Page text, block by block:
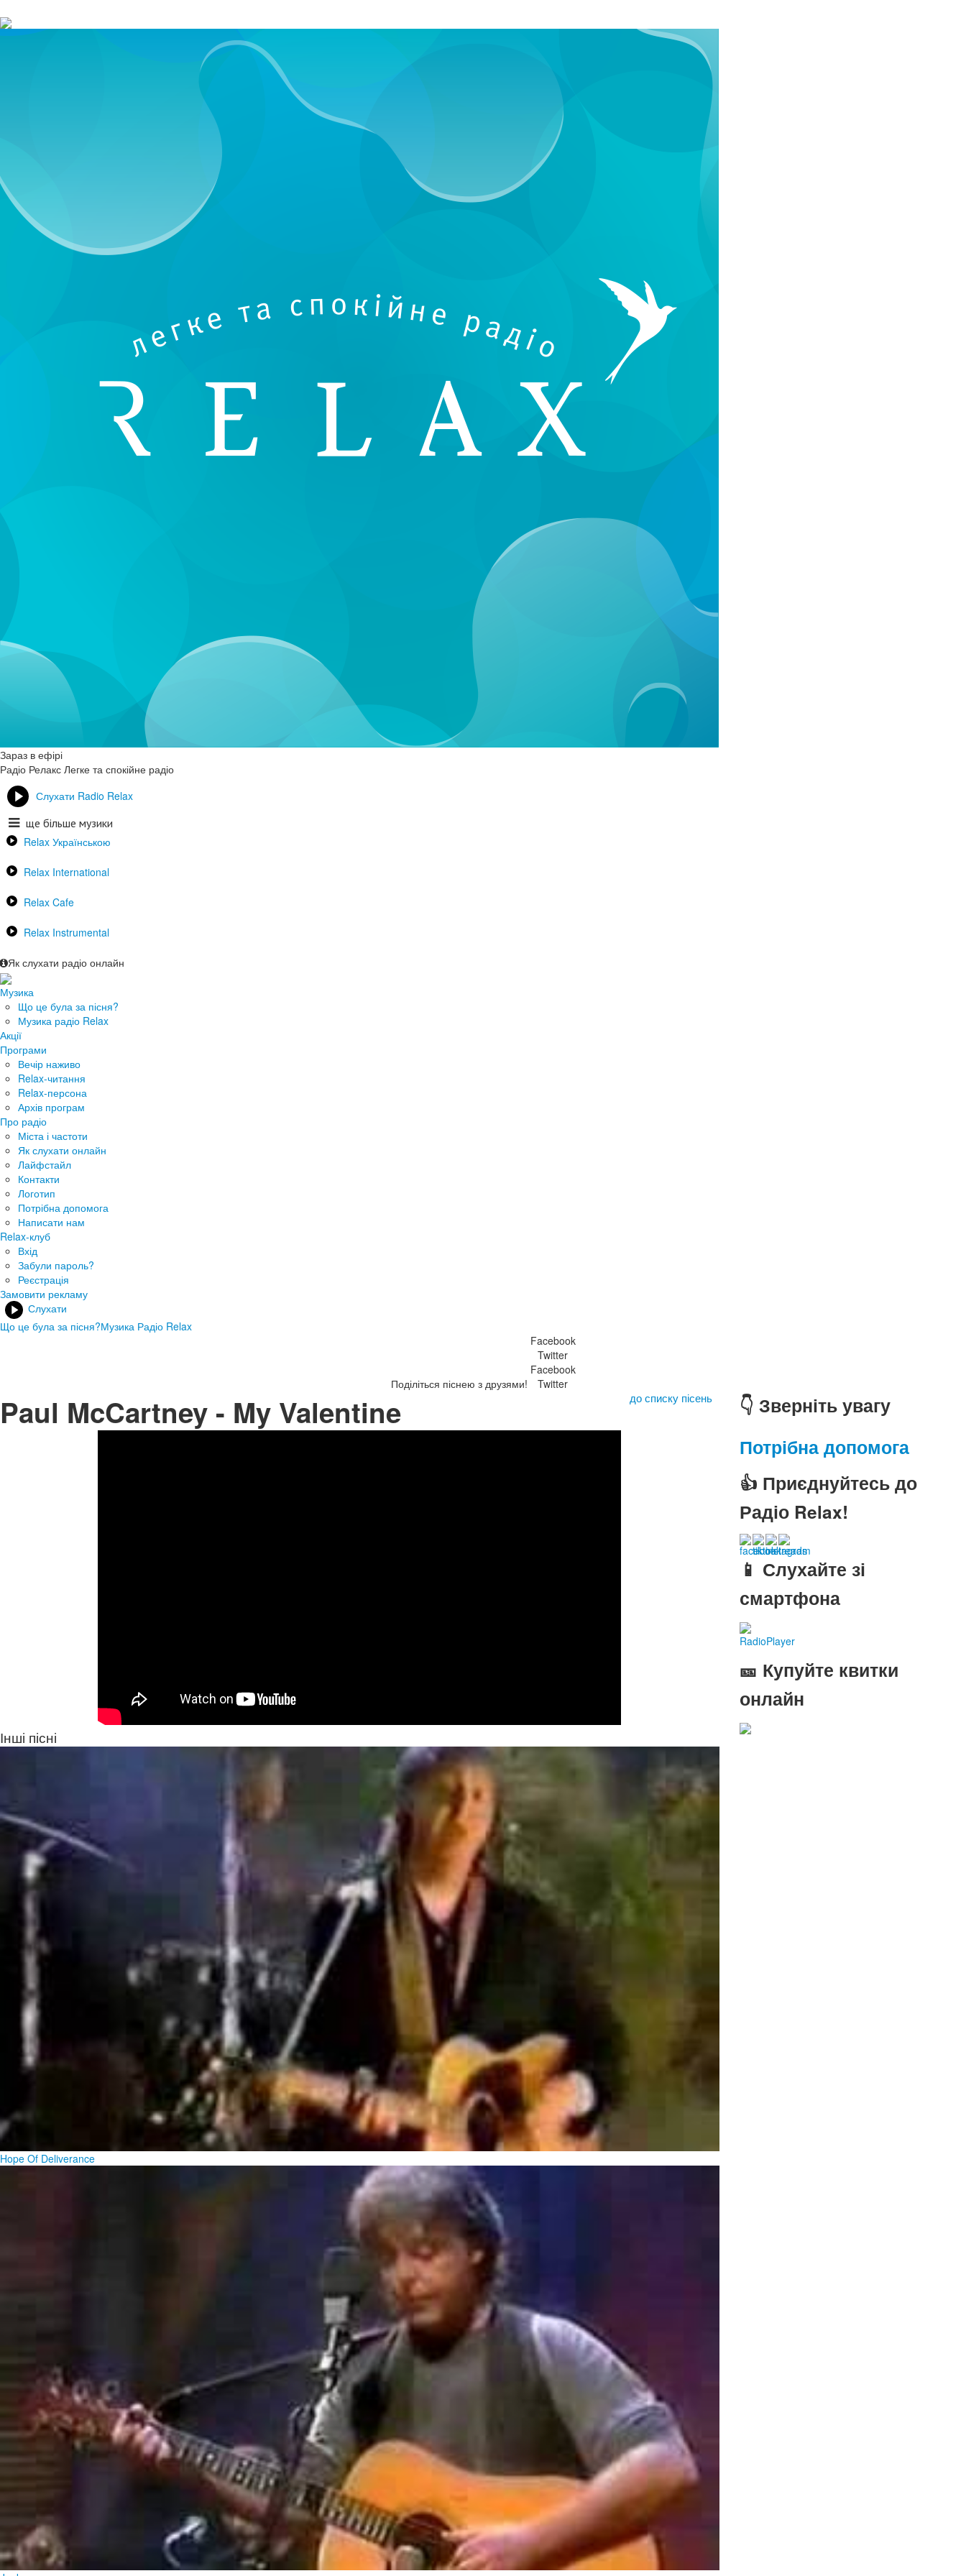
Зараз в ефірі
Радіо Релакс Легке та спокійне радіо
Слухати Radio Relax
ще більше музики
Relax Українською
Relax International
Relax Cafe
Relax Instrumental
Як слухати радіо онлайн
Музика
Що це була за пісня?
Музика радіо Relax
Акції
Програми
Вечір наживо
Relax-читання
Relax-персона
Архів програм
Про радіо
Міста і частоти
Як слухати онлайн
Лайфстайл
Контакти
Логотип
Потрібна допомога
Написати нам
Relax-клуб
Вхід
Забули пароль?
Реєстрація
Замовити рекламу
Слухати
Що це була за пісня?Музика Радіо Relax
Поділіться піснею з друзями!
Facebook
Twitter
Facebook
Twitter
Paul McCartney - My Valentine до списку пісень
Інші пісні
Hope Of Deliverance
👇 Зверніть увагу
Потрібна допомога
👍 Приєднуйтесь до
Радіо Relax!
📱 Слухайте зі
смартфона
RadioPlayer
🎫 Купуйте квитки
онлайн